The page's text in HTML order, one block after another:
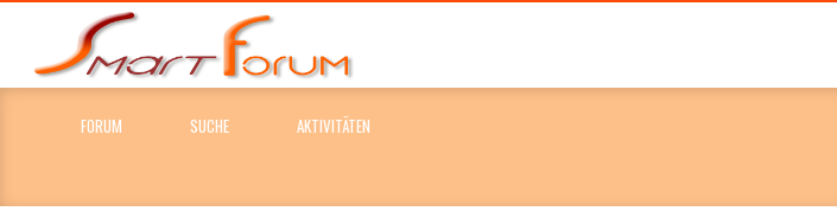
FORUM SUCHE AKTIVITÄTEN